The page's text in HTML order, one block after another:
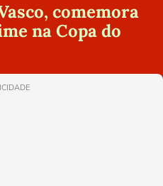
comemora
na Copa do